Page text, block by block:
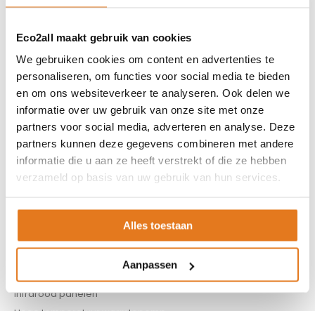
Eco2all maakt gebruik van cookies
We gebruiken cookies om content en advertenties te
personaliseren, om functies voor social media te bieden
en om ons websiteverkeer te analyseren. Ook delen we
informatie over uw gebruik van onze site met onze
partners voor social media, adverteren en analyse. Deze
partners kunnen deze gegevens combineren met andere
informatie die u aan ze heeft verstrekt of die ze hebben
verzameld op basis van uw gebruik van hun services.
Alles toestaan
Aanpassen
Referenties
Algemene voorwaarden
ISDE-subsidie
Partner Locator
ASSORTIMENT
Appendages
Biomassa ketels
Controllers
Infrarood panelen